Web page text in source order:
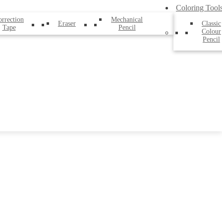
Tape
Eraser
Mechanical
Pencil
Coloring
Classic
Colour
Pencil